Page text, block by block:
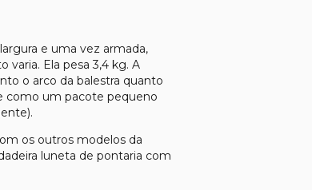
e uma vez armada,
varia. Ela pesa 3,4 kg. A
o arco da balestra quanto
como um pacote pequeno
os outros modelos da
luneta de pontaria com